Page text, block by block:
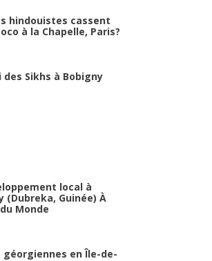
hindouistes cassent
à la Chapelle, Paris?
des Sikhs à Bobigny
local à
(Dubreka, Guinée) À
Monde
géorgiennes en Île-de-